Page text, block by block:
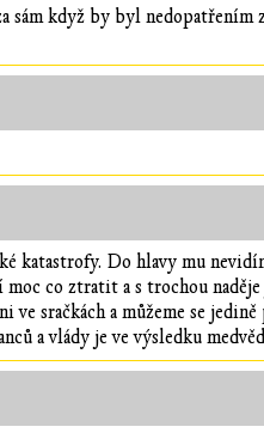
když by byl nedopatřením
katastrofy. Do hlavy mu
co ztratit a s trochou
sračkách a můžeme se
a vlády je ve výsledku